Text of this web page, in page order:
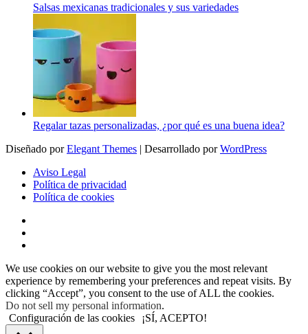
Salsas mexicanas tradicionales y sus variedades
Regalar tazas personalizadas, ¿por qué es una buena idea?
Diseñado porElegant Themes | Desarrollado porWordPress
Aviso Legal
Política de privacidad
Política de cookies
We use cookies on our website to give you the most relevant
experience by remembering your preferences and repeat visits. By
clicking “Accept”, you consent to the use of ALL the cookies.
Do not sell my personal information.
Configuración de las cookies
¡SÍ, ACEPTO!